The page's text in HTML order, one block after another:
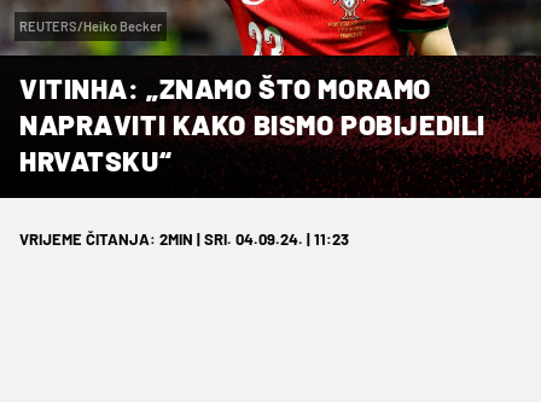
REUTERS/Heiko Becker
VITINHA: „ZNAMO ŠTO MORAMO
NAPRAVITI KAKO BISMO POBIJEDILI
HRVATSKU“
VRIJEME ČITANJA: 2MIN | SRI. 04.09.24. | 11:23